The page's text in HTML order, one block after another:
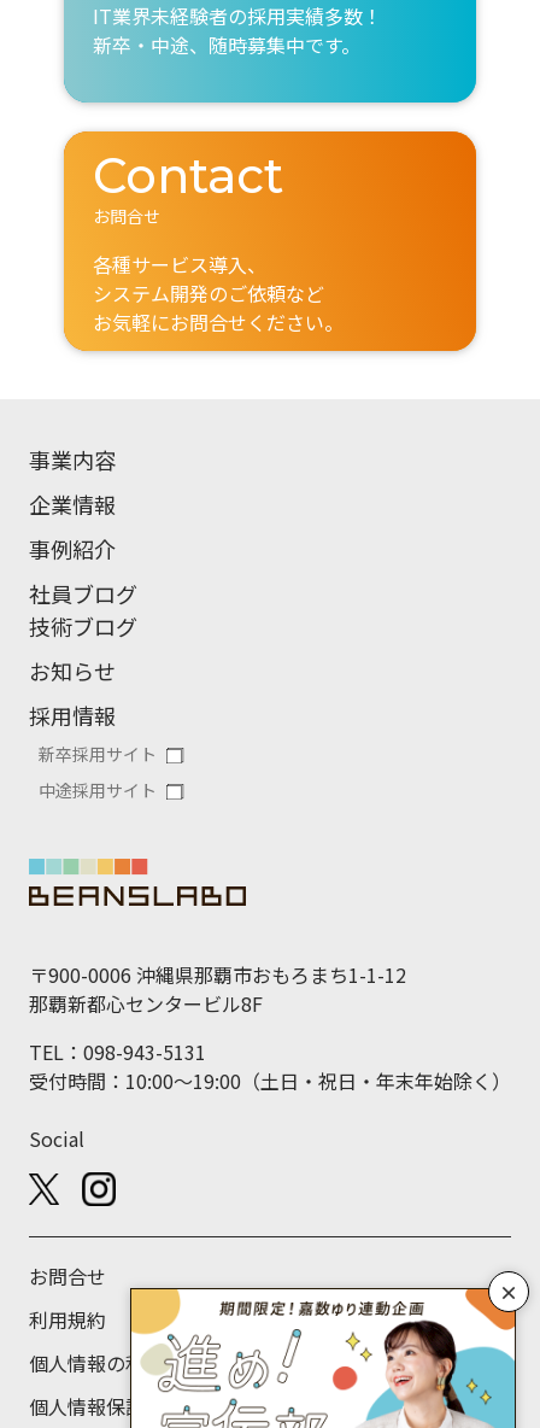
×
IT業界未経験者の採用実績多数！
新卒・中途、随時募集中です。
Contact
お問合せ
各種サービス導入、
システム開発のご依頼など
お気軽にお問合せください。
事業内容
企業情報
事例紹介
社員ブログ
技術ブログ
お知らせ
採用情報
新卒採用サイト
中途採用サイト
〒900-0006 沖縄県那覇市おもろまち1-1-12
那覇新都心センタービル8F
TEL：098-943-5131
受付時間：10:00～19:00（土日・祝日・年末年始除く）
Social
お問合せ
利用規約
個人情報の利用目的について
個人情報保護方針